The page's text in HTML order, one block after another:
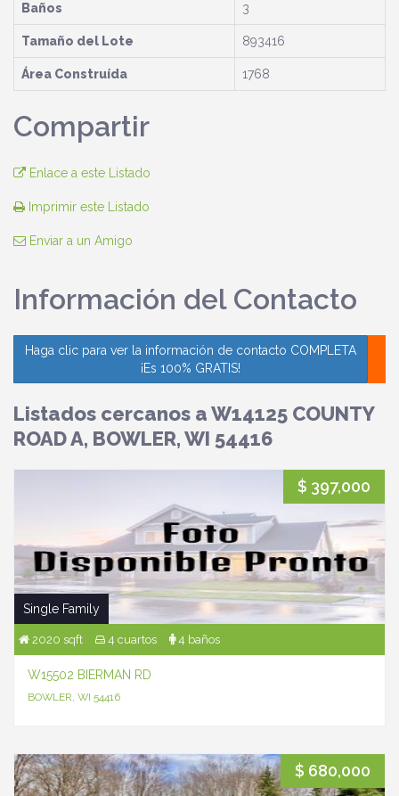
Baños 3
Tamaño del Lote 893416
Área Construída 1768
Compartir
Enlace a este Listado
Imprimir este Listado
Enviar a un Amigo
Información del Contacto
Haga clic para ver la información de contacto COMPLETA
¡Es 100% GRATIS!
Listados cercanos a W14125 COUNTY
ROAD A, BOWLER, WI 54416
$ 397,000
Single Family
2020 sqft 4 cuartos 4 baños
W15502 BIERMAN RD
BOWLER, WI 54416
$ 680,000